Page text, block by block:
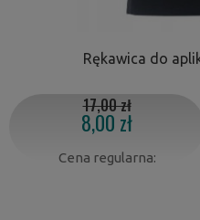
Rękawica do
8,00 zł
Cena regularna:
17,00 zł